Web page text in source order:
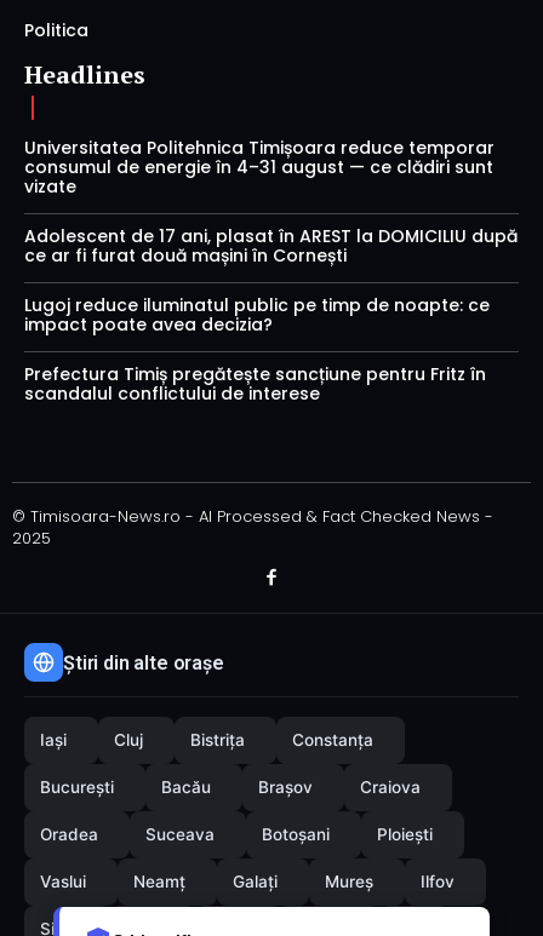
Politica
Headlines
Universitatea Politehnica Timișoara reduce temporar
consumul de energie în 4–31 august — ce clădiri sunt
vizate
Adolescent de 17 ani, plasat în AREST la DOMICILIU după
ce ar fi furat două mașini în Cornești
Lugoj reduce iluminatul public pe timp de noapte: ce
impact poate avea decizia?
Prefectura Timiș pregătește sancțiune pentru Fritz în
scandalul conflictului de interese
© Timisoara-News.ro - AI Processed & Fact Checked News -
2025
Știri din alte orașe
Iași Cluj Bistrița Constanța
București Bacău Brașov Craiova
Oradea Suceava Botoșani Ploiești
Vaslui Neamț Galați Mureș Ilfov
Sibiu